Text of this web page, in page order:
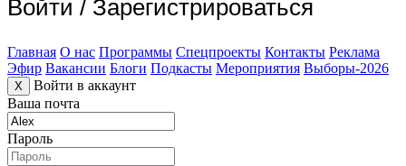
Войти / Зарегистрироваться
Главная О нас Программы Спецпроекты Контакты Реклама
Эфир Вакансии Блоги Подкасты Мероприятия Выборы-2026
X
Войти в аккаунт
Ваша почта
Пароль